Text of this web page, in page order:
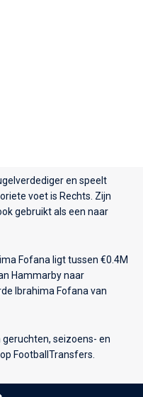
en speelt
voet is Rechts. Zijn
gebruikt als een naar
Fofana ligt tussen €0.4M
Hammarby naar
Ibrahima Fofana van
seizoens- en
FootballTransfers.